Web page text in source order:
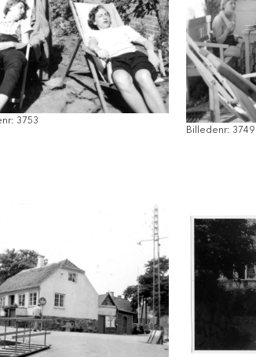
3753
Billedenr: 3749